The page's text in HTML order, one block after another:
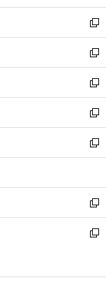
開
く
ウ
で
開
く
ン
ド
ウ
で
開
く
ウ
ィ
ン
ド
ウ
で
開
く
新
し
い
ウ
ィ
ン
ド
ウ
で
開
新
し
い
ウ
ィ
ン
ド
ウ
開
く
新
し
い
ウ
ィ
ン
ウ
で
開
く
新
し
い
ウ
ン
ド
ウ
で
新
し
ウ
ィ
ン
ド
開
新
し
い
ン
新
ウ